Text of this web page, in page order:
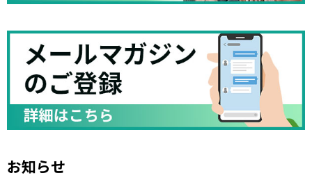
お知らせ